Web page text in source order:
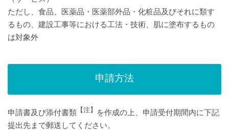
ただし、食品、医薬品・医薬部外品・化粧品及びそれに類す
るもの、建設工事等における工法・技術、肌に塗布するもの
は対象外
申請方法
申請書及び添付書類 【注】
を作成の上、申請受付期間内に下記
提出先まで郵送してください。